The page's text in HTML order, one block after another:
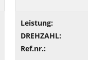
Leistung:
DREHZAHL:
Ref.nr.: